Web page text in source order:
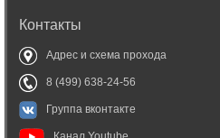
Контакты
Адрес и схема прохода
8 (499) 638-24-56
Группа вконтакте